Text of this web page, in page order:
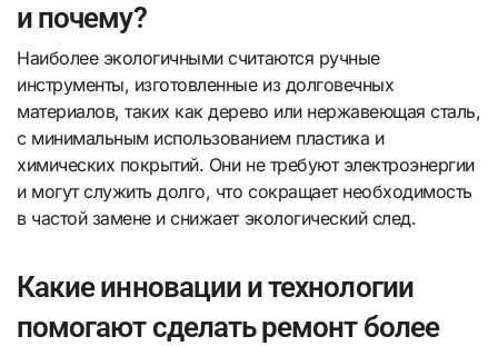
и почему?
Наиболее экологичными считаются ручные
инструменты, изготовленные из долговечных
материалов, таких как дерево или нержавеющая сталь,
с минимальным использованием пластика и
химических покрытий. Они не требуют электроэнергии
и могут служить долго, что сокращает необходимость
в частой замене и снижает экологический след.
Какие инновации и технологии
помогают сделать ремонт более